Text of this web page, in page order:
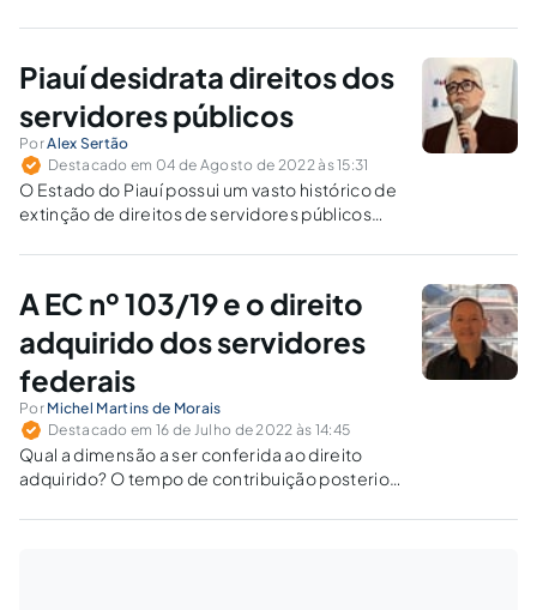
instrumento de discriminação dos policiais cartorários.
Piauí desidrata direitos dos
servidores públicos
PorAlex Sertão
Destacado em 04 de Agosto de 2022 às 15:31
O Estado do Piauí possui um vasto histórico de
extinção de direitos de servidores públicos
com o que ainda é praticado nos demais
A EC nº 103/19 e o direito
adquirido dos servidores
federais
Por Michel Martins de Morais
Destacado em 16 de Julho de 2022 às 14:45
Qual a dimensão a ser conferida ao direito
adquirido? O tempo de contribuição posterior
cálculo dos proventos?